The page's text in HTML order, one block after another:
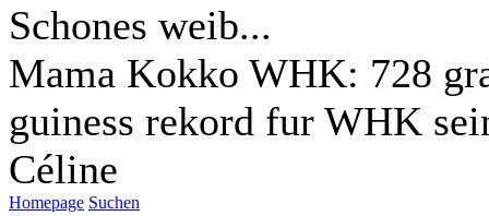
Schones weib...
Mama Kokko WHK: 728
guiness rekord fur WHK
Céline
Homepage Suchen